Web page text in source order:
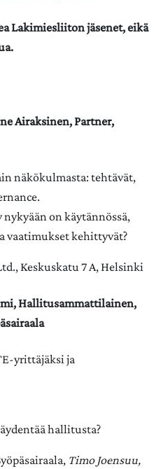
Lakimiesliiton jäsenet, eikä
Airaksinen, Partner,
näkökulmasta: tehtävät,
on käytännössä,
vaatimukset kehittyvät?
Keskuskatu 7 A, Helsinki
Hallitusammattilainen,
yrittäjäksi ja
hallitusta?
Timo Joensuu,